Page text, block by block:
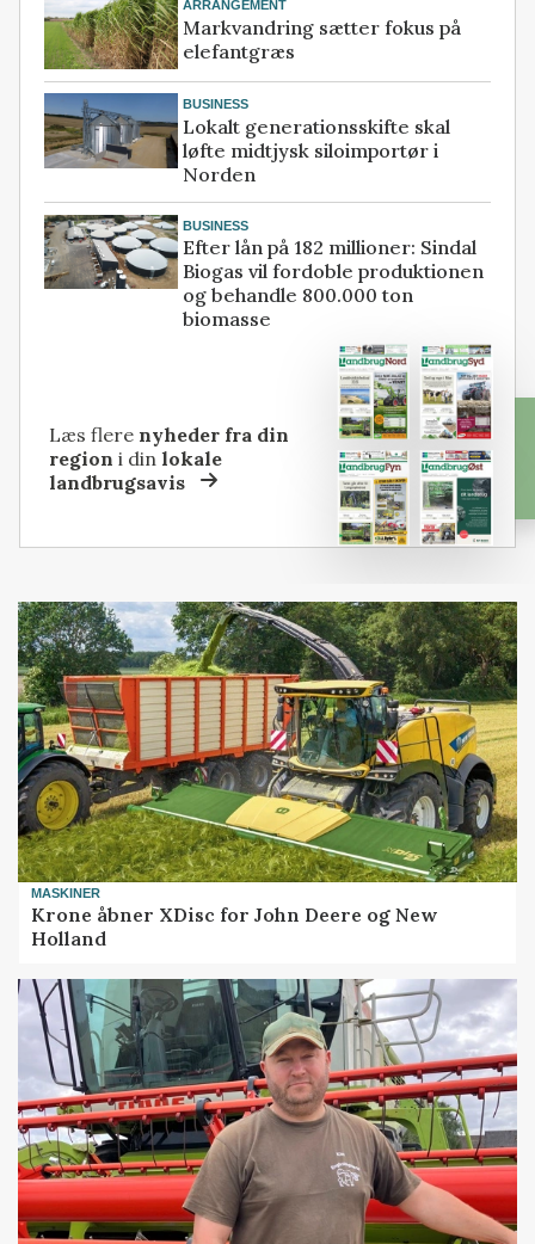
ARRANGEMENT
Markvandring sætter fokus på
elefantgræs
BUSINESS
Lokalt generationsskifte skal
løfte midtjysk siloimportør i
Norden
BUSINESS
Efter lån på 182 millioner: Sindal
Biogas vil fordoble produktionen
og behandle 800.000 ton
biomasse
Læs flere nyheder fra din
region i dinlokale
landbrugsavis
MASKINER
Krone åbner XDisc for John Deere og New
Holland